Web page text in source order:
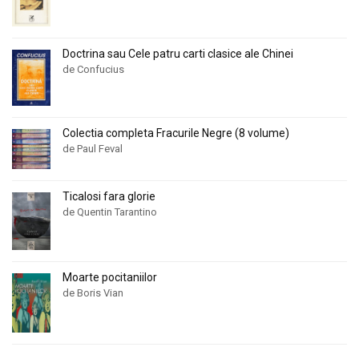
Elizabeth Adler
Elizabeth Gage
Elizabeth Gaskell
Elizabeth Oldfield
Elizabeth Renier
Elizabeth Thornton
Emile Richebourg
Emma Darcy
Emmanuel Robles
Emmanuelle Arsan
Erin Pizzey
Ernesto Pinto-Bazurco Rittler
Elizabeth Adler
Elizabeth Gage
Elizabeth Gaskell
Elizabeth Oldfield
Elizabeth Renier
Elizabeth Thornton
Emile Richebourg
Emma Darcy
Emmanuel Robles
Emmanuelle Arsan
Erin Pizzey
Ernesto Pinto-Bazurco Rittler
Doctrina sau Cele patru carti clasice ale Chinei
de Confucius
Colectia completa Fracurile Negre (8 volume)
de Paul Feval
Ticalosi fara glorie
de Quentin Tarantino
Moarte pocitaniilor
de Boris Vian